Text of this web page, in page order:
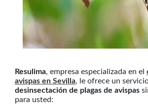
Resulima, empresa especializada en el
avispas en Sevilla, le ofrece un
desinsectación de plagas de avispas
para usted: